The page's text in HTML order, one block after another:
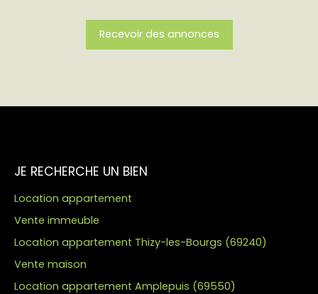
Recevoir des annonces
JE RECHERCHE UN BIEN
Location appartement
Vente immeuble
Location appartement Thizy-les-Bourgs (69240)
Vente maison
Location appartement Amplepuis (69550)